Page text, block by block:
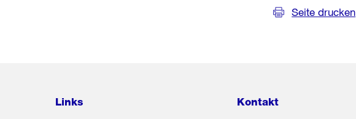
Seite drucken
Links Kontakt